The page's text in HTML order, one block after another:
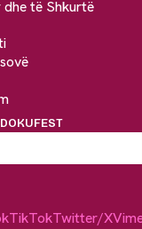
të Shkurtë
TikTokTwitter/X